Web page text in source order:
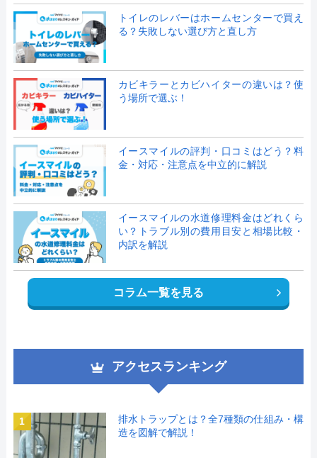
トイレのレバーはホームセンターで買え
る？失敗しない選び方と直し方
カビキラーとカビハイターの違いは？使
う場所で選ぶ！
イースマイルの評判・口コミはどう？料
金・対応・注意点を中立的に解説
イースマイルの水道修理料金はどれくら
い？トラブル別の費用目安と相場比較・
内訳を解説
コラム一覧を見る
アクセスランキング
1
排水トラップとは？全7種類の仕組み・構
造を図解で解説！